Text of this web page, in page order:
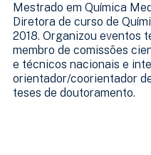
Mestrado em Química
Diretora de curso de
2018. Organizou eventos
membro de comissões
e técnicos nacionais e
orientador/coorientador
teses de doutoramento.